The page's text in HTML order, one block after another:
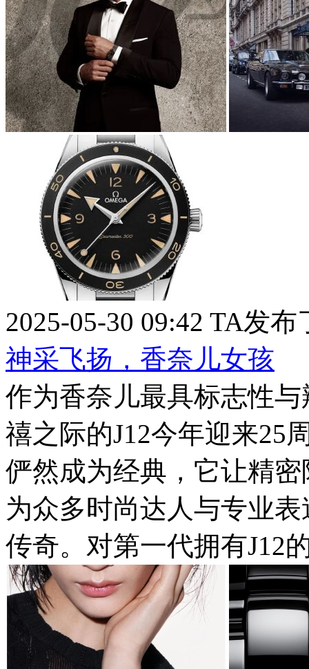
2025-05-30 09:42 TA发布
神采飞扬，香奈儿女孩
作为香奈儿最具标志性
禧之际的J12今年迎来25
俨然成为经典，它让精
为众多时尚达人与专业
传奇。对第一代拥有J12